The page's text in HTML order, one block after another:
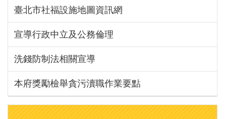
臺北市社福設施地圖資訊網
宣導行政中立及公務倫理
洗錢防制法相關宣導
本府獎勵檢舉貪污瀆職作業要點